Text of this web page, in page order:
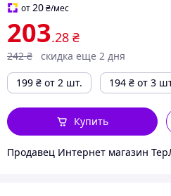
от20 ₴/мес
203.28 ₴
242 ₴
скидка еще 2 дня
199 ₴ от 2 шт. 194 ₴ от 3
Купить
Продавец Интернет магазин